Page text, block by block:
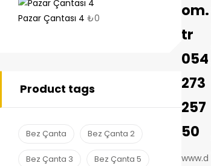
Pazar Çantası 4 ₺0
Product tags
Bez Çanta Bez Çanta 2
Bez Çanta 3 Bez Çanta 5
om.
tr
054
273
257
50
www.d